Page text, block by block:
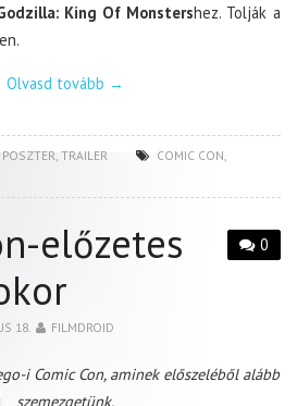
King Of Monstershez. Tolják a
Olvasd tovább →
POSZTER ,TRAILER COMIC CON
0
előzetes
18. FILMDROID
i Comic Con, aminek előszeléből alább
szemezgetünk.